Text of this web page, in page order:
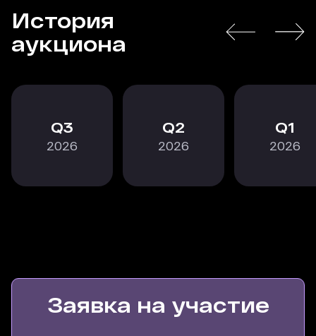
История
аукциона
3
2026
2
2026
1
2026
Заявка на участие